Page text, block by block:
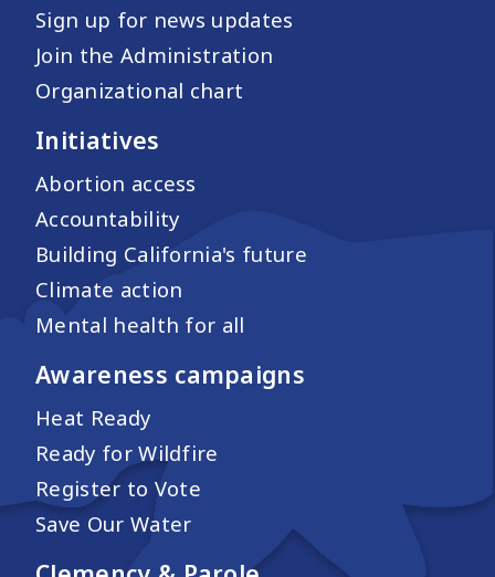
Sign up for news updates
Join the Administration
Organizational chart
Initiatives
Abortion access
Accountability
Building California's future
Climate action
Mental health for all
Awareness campaigns
Heat Ready
Ready for Wildfire
Register to Vote
Save Our Water